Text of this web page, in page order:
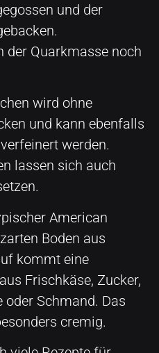
und der
der Quarkmasse noch
wird ohne
und kann ebenfalls
werden.
lassen sich auch
American
Boden aus
kommt eine
Frischkäse, Zucker,
oder Schmand. Das
cremig.